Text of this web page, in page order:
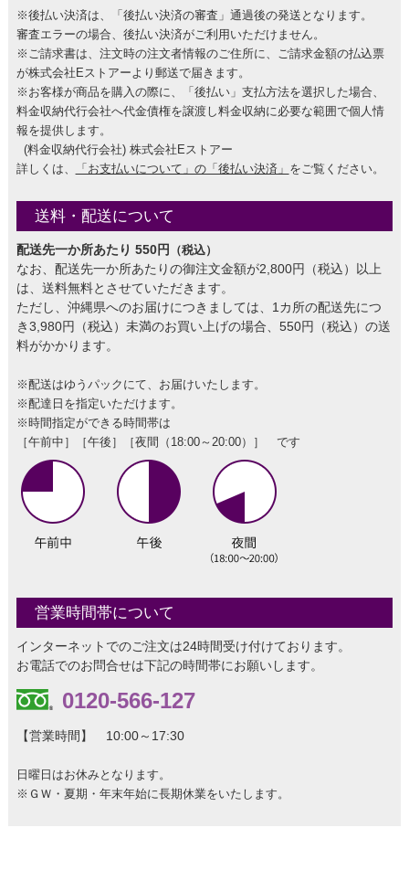
※後払い決済は、「後払い決済の審査」通過後の発送となります。
審査エラーの場合、後払い決済がご利用いただけません。
※ご請求書は、注文時の注文者情報のご住所に、ご請求金額の払込票
が株式会社Eストアーより郵送で届きます。
※お客様が商品を購入の際に、「後払い」支払方法を選択した場合、
料金収納代行会社へ代金債権を譲渡し料金収納に必要な範囲で個人情
報を提供します。
(料金収納代行会社) 株式会社Eストアー
詳しくは、
「お支払いについて」の「後払い決済」 をご覧ください。
送料・配送について
配送先一か所あたり 550円 （税込）
なお、配送先一か所あたりの御注文金額が2,800円（税込）以上
は、送料無料とさせていただきます。
ただし、沖縄県へのお届けにつきましては、1カ所の配送先につ
き3,980円（税込）未満のお買い上げの場合、550円（税込）の送
料がかかります。
※配送はゆうパックにて、お届けいたします。
※配達日を指定いただけます。
※時間指定ができる時間帯は
［午前中］［午後］［夜間（18:00～20:00）］ です
営業時間帯について
インターネットでのご注文は24時間受け付けております。
お電話でのお問合せは下記の時間帯にお願いします。
0120-566-127
【営業時間】 10:00～17:30
日曜日はお休みとなります。
※ＧＷ・夏期・年末年始に長期休業をいたします。